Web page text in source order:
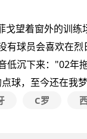
望着窗外的训练
有球员会喜欢在
沉下来："02年
球，至今还在我
C罗